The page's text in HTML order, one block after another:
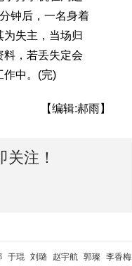
钟后，一名身着
失主，当场归
，若丢失定会
作中。(完)
【编辑:郝雨】
注！
于琨 刘璐 赵宇航 郭璨 李香梅